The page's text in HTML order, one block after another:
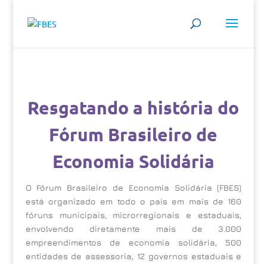
Resgatando a história do
Fórum Brasileiro de
Economia Solidária
O Fórum Brasileiro de Economia Solidária (FBES)
está organizado em todo o país em mais de 160
fóruns municipais, microrregionais e estaduais,
envolvendo diretamente mais de 3.000
empreendimentos de economia solidária, 500
entidades de assessoria, 12 governos estaduais e